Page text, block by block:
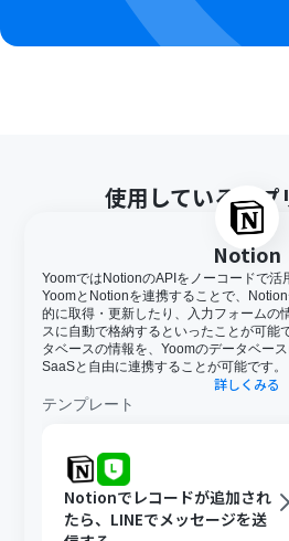
使用しているアプ
Notion
YoomではNotionのAPIをノーコードで活
YoomとNotionを連携することで、
的に取得・更新したり、入力フォームの
スに自動で格納するといったことが可能
タベースの情報を、Yoomのデータベー
SaaSと自由に連携することが可能です。
詳しくみる
テンプレート
Notionでレコードが追加され
たら、LINEでメッセージを送